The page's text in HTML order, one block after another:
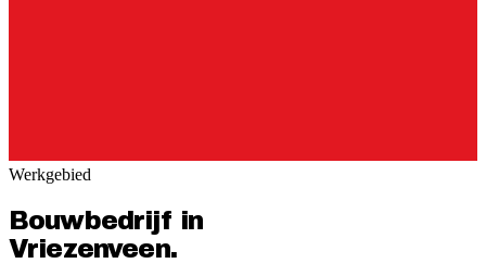
Werkgebied
Bouwbedrijf in
Vriezenveen.